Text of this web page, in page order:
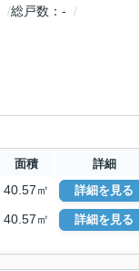
総戸数
-
面積 詳細
40.57㎡ 詳細を見る
40.57㎡ 詳細を見る